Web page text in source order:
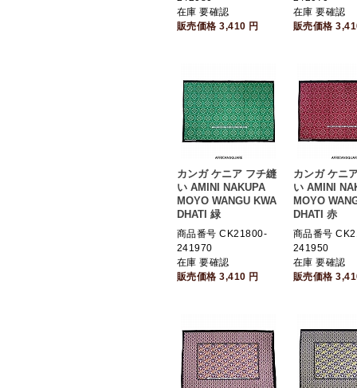
在庫 要確認
販売価格3,410 円
在庫 要確認
販売価格
カンガ ケニア フチ縫
い AMINI NAKUPA
MOYO WANGU KWA
DHATI 緑
商品番号 CK21800-
241970
在庫 要確認
販売価格3,410 円
カンガ ケニ
い AMINI
MOYO
DHATI 赤
商品番号
241950
在庫 要確認
販売価格